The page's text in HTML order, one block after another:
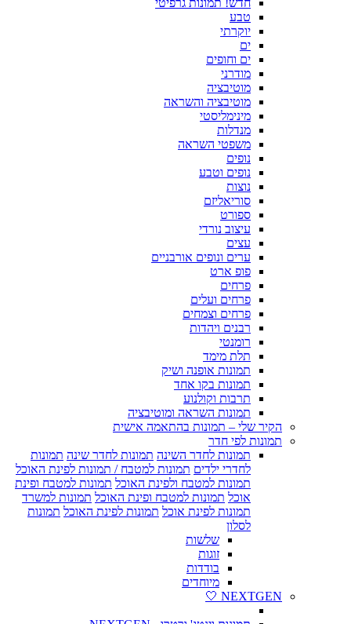
טבע
יוקרתי
ים
ים וחופים
מודרני
מוטיבציה
מוטיבציה והשראה
מינימליסטי
מנדלות
משפטי השראה
נופים
נופים וטבע
נוצות
סוריאליזם
ספורט
עיצוב נורדי
עצים
ערים ונופים אורבניים
פופ ארט
פרחים
פרחים ועלים
פרחים וצמחים
רבנים ויהדות
רומנטי
תלת מימד
תמונות אופנה ושיק
תמונות בקו אחד
תרבות וקולנוע
תמונות השראה ומוטיבציה
הקיר שלי – תמונות בהתאמה אישית
תמונות לפי חדר
תמונות לחדר השינה תמונות לחדר שינה תמונות
לחדרי ילדים תמונות למטבח / תמונות לפינת האוכל
תמונות למטבח ולפינת האוכל תמונות למטבח ופינת
אוכל תמונות למטבח ופינת האוכל תמונות למשרד
תמונות לפינת אוכל תמונות לפינת האוכל תמונות
לסלון
שלשות
זוגות
בודדות
מיוחדים
NEXTGEN 🤍